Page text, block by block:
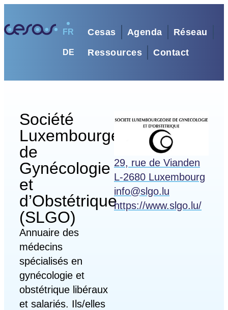
Cesas Agenda
Réseau
Ressources
Contact
FR
DE
Société
Luxembourgeoise
de
Gynécologie
et
d’Obstétrique
(SLGO)
Annuaire des
médecins
spécialisés en
gynécologie et
obstétrique libéraux
et salariés. Ils/elles
29, rue de Vianden
L-2680 Luxembourg
info@slgo.lu
https://www.slgo.lu/